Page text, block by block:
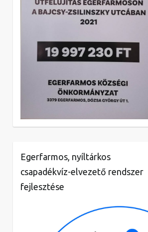
Egerfarmos, nyíltárkos
csapadékvíz-elvezető rendszer
fejlesztése